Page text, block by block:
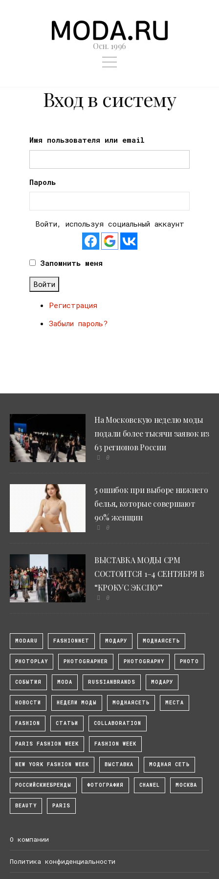
Осн. 1996
Вход в систему
Имя пользователя или email
Пароль
Войти, используя социальный аккаунт
Запомнить меня
Войти
Регистрация
Забыли пароль?
На Московскую неделю моды
подали более тысячи заявок из
63 регионов России
0
5 ошибок при выборе нижнего
белья, которые совершают
90% женщин
0
ВЫСТАВКА МОДЫ CPM
СОСТОИТСЯ 1–4 СЕНТЯБРЯ В
“КРОКУС ЭКСПО”
0
MODARU FASHIONNET МОДАРУ МОДНАЯСЕТЬ
PHOTOPLAY PHOTOGRAPHER PHOTOGRAPHY PHOTO
СОБЫТИЯ MODA RUSSIANBRANDS МОДАРУ
НОВОСТИ НЕДЕЛИ МОДЫ МОДНАЯСЕТЬ МЕСТА
FASHION СТАТЬИ COLLABORATION
PARIS FASHION WEEK FASHION WEEK
NEW YORK FASHION WEEK ВЫСТАВКА МОДНАЯ СЕТЬ
РОССИЙСКИЕБРЕНДЫ ФОТОГРАФИЯ CHANEL МОСКВА
BEAUTY PARIS
О компании
Политика конфиденциальности